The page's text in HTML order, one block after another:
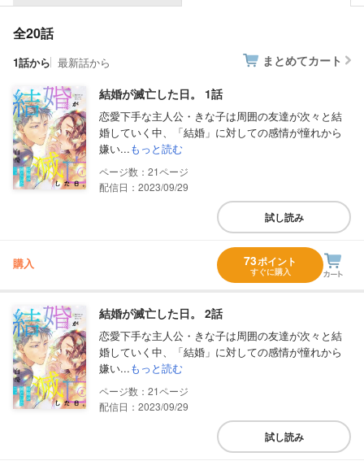
全20話
1話から 最新話から まとめてカート
結婚が滅亡した日。 1話
恋愛下手な主人公・きな子は周囲の友達が次々と結
婚していく中、「結婚」に対しての感情が憧れから
嫌い...もっと読む
21
配信日：2023/09/29
試し読み
購入 73ポイント
すぐに購入
結婚が滅亡した日。 2話
恋愛下手な主人公・きな子は周囲の友達が次々と結
婚していく中、「結婚」に対しての感情が憧れから
嫌い...もっと読む
21
配信日：2023/09/29
試し読み